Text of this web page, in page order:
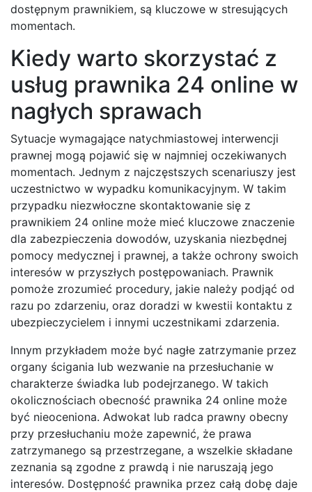
dostępnym prawnikiem, są kluczowe w stresujących
momentach.
Kiedy warto skorzystać z
usług prawnika 24 online w
nagłych sprawach
Sytuacje wymagające natychmiastowej interwencji
prawnej mogą pojawić się w najmniej oczekiwanych
momentach. Jednym z najczęstszych scenariuszy jest
uczestnictwo w wypadku komunikacyjnym. W takim
przypadku niezwłoczne skontaktowanie się z
prawnikiem 24 online może mieć kluczowe znaczenie
dla zabezpieczenia dowodów, uzyskania niezbędnej
pomocy medycznej i prawnej, a także ochrony swoich
interesów w przyszłych postępowaniach. Prawnik
pomoże zrozumieć procedury, jakie należy podjąć od
razu po zdarzeniu, oraz doradzi w kwestii kontaktu z
ubezpieczycielem i innymi uczestnikami zdarzenia.
Innym przykładem może być nagłe zatrzymanie przez
organy ścigania lub wezwanie na przesłuchanie w
charakterze świadka lub podejrzanego. W takich
okolicznościach obecność prawnika 24 online może
być nieoceniona. Adwokat lub radca prawny obecny
przy przesłuchaniu może zapewnić, że prawa
zatrzymanego są przestrzegane, a wszelkie składane
zeznania są zgodne z prawdą i nie naruszają jego
interesów. Dostępność prawnika przez całą dobę daje